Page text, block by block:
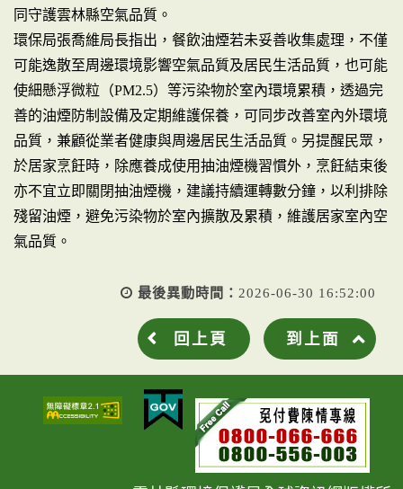
同守護雲林縣空氣品質。
環保局張喬維局長指出，餐飲油煙若未妥善收集處理，不僅
可能逸散至周邊環境影響空氣品質及居民生活品質，也可能
使細懸浮微粒（PM2.5）等污染物於室內環境累積，透過完
善的油煙防制設備及定期維護保養，可同步改善室內外環境
品質，兼顧從業者健康與周邊居民生活品質。另提醒民眾，
於居家烹飪時，除應養成使用抽油煙機習慣外，烹飪結束後
亦不宜立即關閉抽油煙機，建議持續運轉數分鐘，以利排除
殘留油煙，避免污染物於室內擴散及累積，維護居家室內空
氣品質。
最後異動時間： 2026-06-30 16:52:00
回上頁 到上面